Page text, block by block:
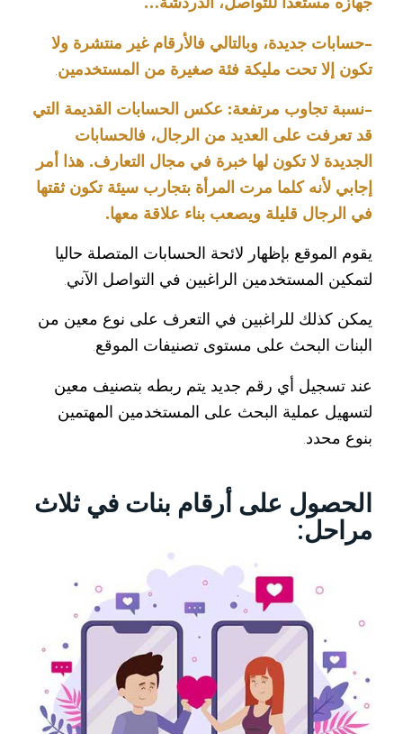
-حسابات جديدة، وبالتالي فالأرقام غير منتشرة ولا
تكون إلا تحت مليكة فئة صغيرة من المستخدمين
-نسبة تجاوب مرتفعة: عكس الحسابات القديمة التي
قد تعرفت على العديد من الرجال، فالحسابات
الجديدة لا تكون لها خبرة في مجال التعارف. هذا أمر
إجابي لأنه كلما مرت المرأة بتجارب سيئة تكون ثقتها
في الرجال قليلة ويصعب بناء علاقة معها.
يقوم الموقع بإظهار لائحة الحسابات المتصلة حاليا
لتمكين المستخدمين الراغبين في التواصل الآني.
يمكن كذلك للراغبين في التعرف على نوع معين من
البنات البحث على مستوى تصنيفات الموقع.
عند تسجيل أي رقم جديد يتم ربطه بتصنيف معين
لتسهيل عملية البحث على المستخدمين المهتمين
بنوع محدد.
الحصول على أرقام بنات في ثلاث
مراحل: